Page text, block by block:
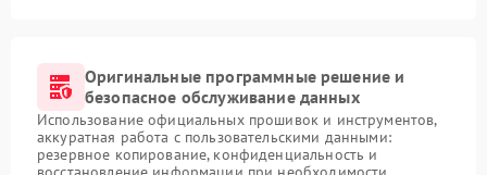
Оригинальные программные решение и
безопасное обслуживание данных
Использование официальных прошивок и инструментов,
аккуратная работа с пользовательскими данными:
резервное копирование, конфиденциальность и